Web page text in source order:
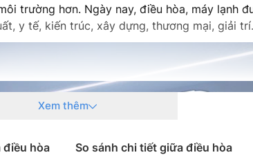
trường hơn. Ngày nay, điều hòa, máy lạnh
y tế, kiến trúc, xây dựng, thương mại, giải
Xem thêm
điều hòa
So sánh chi tiết giữa điều hòa